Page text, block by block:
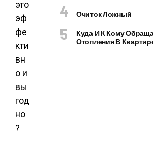
Очиток Ложный
Куда И К Кому
Отопления В